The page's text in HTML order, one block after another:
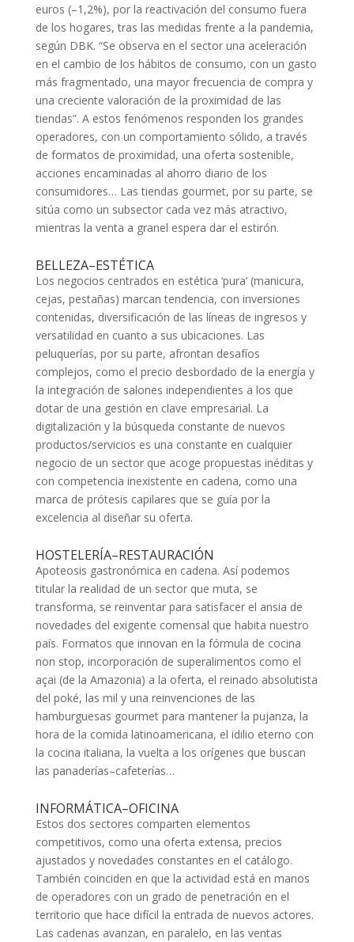
euros (–1,2%), por la reactivación del consumo fuera
de los hogares, tras las medidas frente a la pandemia,
según DBK. “Se observa en el sector una aceleración
en el cambio de los hábitos de consumo, con un gasto
más fragmentado, una mayor frecuencia de compra y
una creciente valoración de la proximidad de las
tiendas”. A estos fenómenos responden los grandes
operadores, con un comportamiento sólido, a través
de formatos de proximidad, una oferta sostenible,
acciones encaminadas al ahorro diario de los
consumidores… Las tiendas gourmet, por su parte, se
sitúa como un subsector cada vez más atractivo,
mientras la venta a granel espera dar el estirón.
BELLEZA–ESTÉTICA
Los negocios centrados en estética ‘pura’ (manicura,
cejas, pestañas) marcan tendencia, con inversiones
contenidas, diversificación de las líneas de ingresos y
versatilidad en cuanto a sus ubicaciones. Las
peluquerías, por su parte, afrontan desafíos
complejos, como el precio desbordado de la energía y
la integración de salones independientes a los que
dotar de una gestión en clave empresarial. La
digitalización y la búsqueda constante de nuevos
productos/servicios es una constante en cualquier
negocio de un sector que acoge propuestas inéditas y
con competencia inexistente en cadena, como una
marca de prótesis capilares que se guía por la
excelencia al diseñar su oferta.
HOSTELERÍA–RESTAURACIÓN
Apoteosis gastronómica en cadena. Así podemos
titular la realidad de un sector que muta, se
transforma, se reinventar para satisfacer el ansia de
novedades del exigente comensal que habita nuestro
país. Formatos que innovan en la fórmula de cocina
non stop, incorporación de superalimentos como el
açai (de la Amazonia) a la oferta, el reinado absolutista
del poké, las mil y una reinvenciones de las
hamburguesas gourmet para mantener la pujanza, la
hora de la comida latinoamericana, el idilio eterno con
la cocina italiana, la vuelta a los orígenes que buscan
las panaderías–cafeterías…
INFORMÁTICA–OFICINA
Estos dos sectores comparten elementos
competitivos, como una oferta extensa, precios
ajustados y novedades constantes en el catálogo.
También coinciden en que la actividad está en manos
de operadores con un grado de penetración en el
territorio que hace difícil la entrada de nuevos actores.
Las cadenas avanzan, en paralelo, en las ventas